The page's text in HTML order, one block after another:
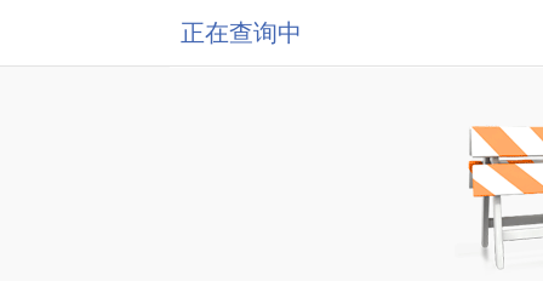
正在查询中